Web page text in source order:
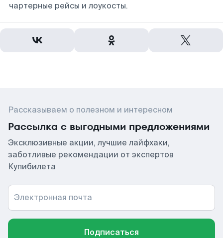
чартерные рейсы и лоукосты.
Рассказываем о полезном и интересном
Рассылка с выгодными предложениями
Эксклюзивные акции, лучшие лайфхаки,
заботливые рекомендации от экспертов
Купибилета
Электронная почта
Подписаться